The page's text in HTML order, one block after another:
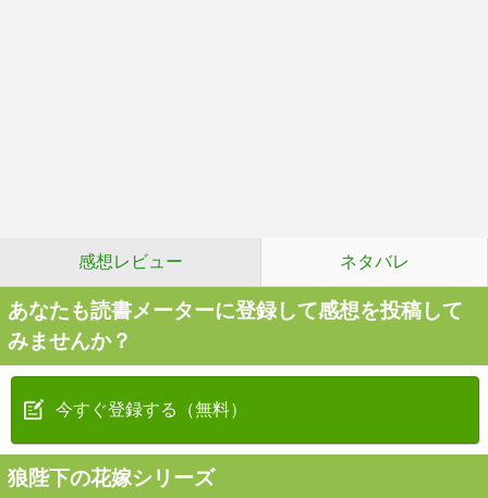
感想レビュー ネタバレ
あなたも読書メーターに登録して感想を投稿して
みませんか？
今すぐ登録する（無料）
狼陛下の花嫁シリーズ